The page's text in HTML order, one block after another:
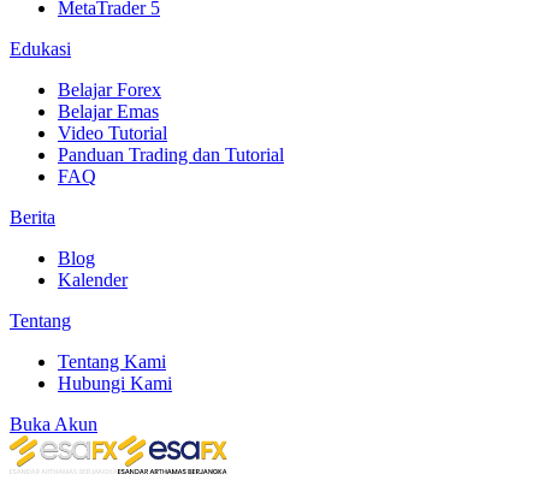
MetaTrader 5
Edukasi
Belajar Forex
Belajar Emas
Video Tutorial
Panduan Trading dan Tutorial
FAQ
Berita
Blog
Kalender
Tentang
Tentang Kami
Hubungi Kami
Buka Akun